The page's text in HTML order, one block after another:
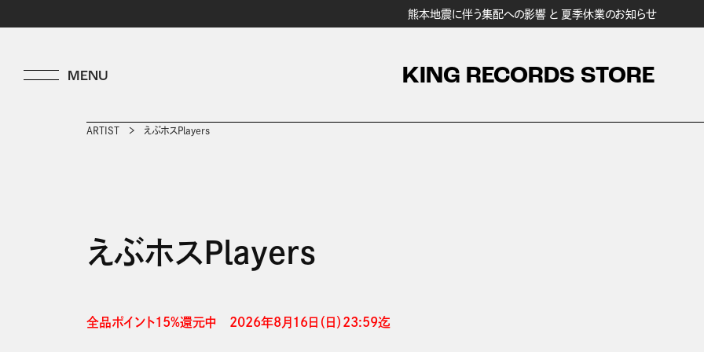
熊本地震に伴う集配への影響 と 夏季休業のお知らせ
KING RECORDS STORE
ARTIST えぶホスPlayers
えぶホスPlayers
全品ポイント15%還元中　2026年8月16日（日）23:59迄